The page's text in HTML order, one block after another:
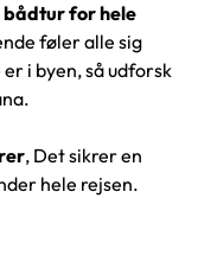
bådtur for hele
føler alle sig
i byen, så udforsk
.
, Det sikrer en
hele rejsen.